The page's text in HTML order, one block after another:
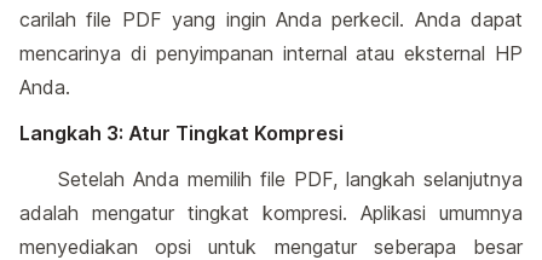
carilah file PDF yang ingin Anda perkecil. Anda dapat
mencarinya di penyimpanan internal atau eksternal HP
Anda.
Langkah 3: Atur Tingkat Kompresi
Setelah Anda memilih file PDF, langkah selanjutnya
adalah mengatur tingkat kompresi. Aplikasi umumnya
menyediakan opsi untuk mengatur seberapa besar